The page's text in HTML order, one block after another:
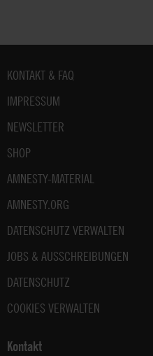
Fußbereich
KONTAKT & FAQ
IMPRESSUM
NEWSLETTER
SHOP
AMNESTY-MATERIAL
AMNESTY.ORG
DATENSCHUTZ VERWALTEN
JOBS & AUSSCHREIBUNGEN
DATENSCHUTZ
COOKIES VERWALTEN
Kontakt